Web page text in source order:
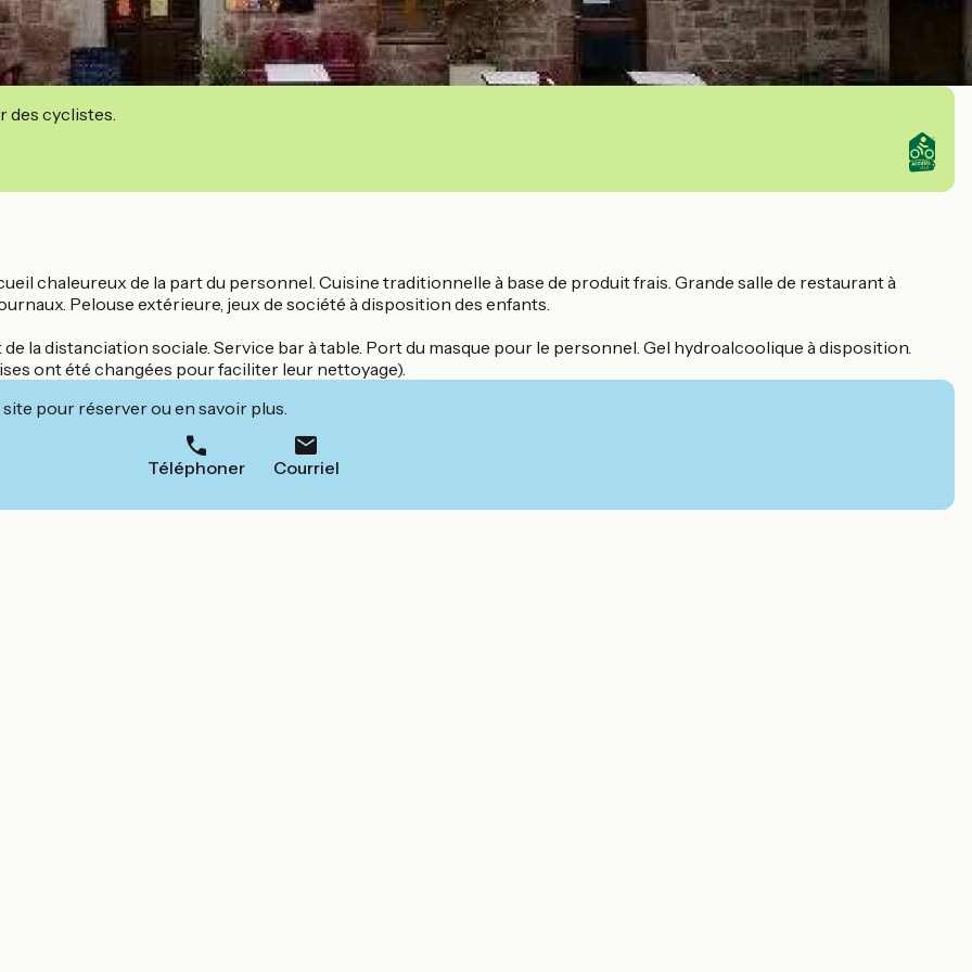
des cyclistes.
chaleureux de la part du personnel. Cuisine traditionnelle à base de produit frais. Grande salle de restaurant à
Pelouse extérieure, jeux de société à disposition des enfants.
la distanciation sociale. Service bar à table. Port du masque pour le personnel. Gel hydroalcoolique à disposition.
ont été changées pour faciliter leur nettoyage).
pour réserver ou en savoir plus.
Téléphoner Courriel